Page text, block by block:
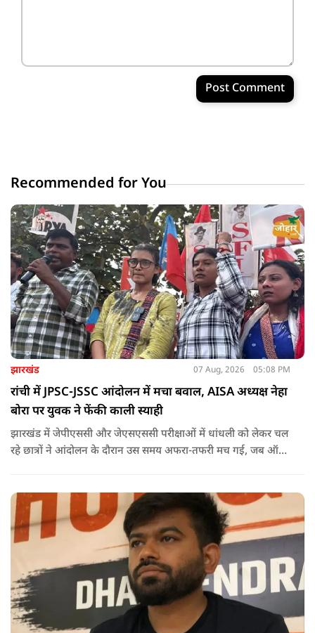
Post Comment
Recommended for You
झारखंड 07 Aug, 2026 05:08 PM
रांची में JPSC-JSSC आंदोलन में मचा बवाल, AISA अध्यक्ष नेहा
बोरा पर युवक ने फेंकी काली स्याही
झारखंड में जेपीएससी और जेएसएससी परीक्षाओं में धांधली को लेकर चल
रहे छात्रों ने आंदोलन के दौरान उस समय अफरा-तफरी मच गई, जब ऑल